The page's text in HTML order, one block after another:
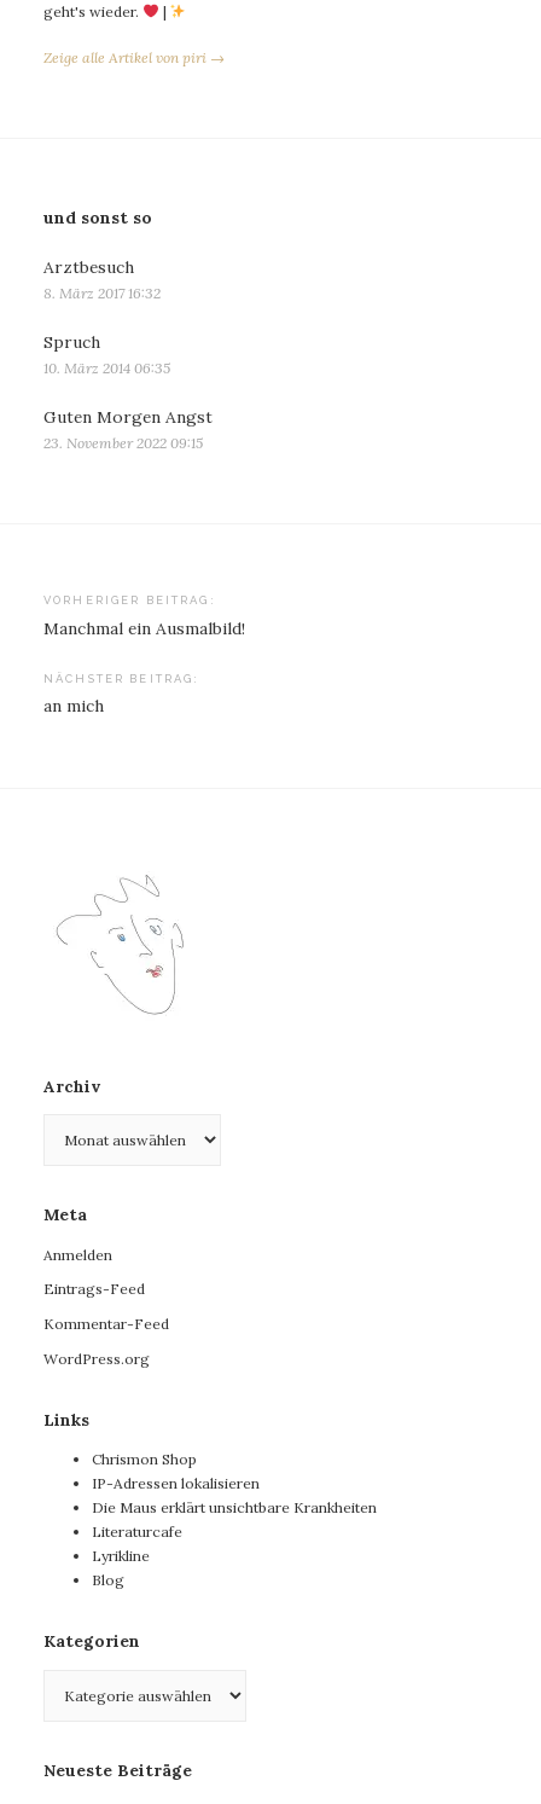
geht's wieder.
|
Zeige alle Artikel von piri →
und sonst so
Arztbesuch
8. März 2017 16:32
Spruch
10. März 2014 06:35
Guten Morgen Angst
23. November 2022 09:15
Beitragsnavigation
VORHERIGER BEITRAG:
Manchmal ein Ausmalbild!
NÄCHSTER BEITRAG:
an mich
Archiv
Meta
Anmelden
Eintrags-Feed
Kommentar-Feed
WordPress.org
Links
Chrismon Shop
IP-Adressen lokalisieren
Die Maus erklärt unsichtbare Krankheiten
Literaturcafe
Lyrikline
Blog
Kategorien
Neueste Beiträge